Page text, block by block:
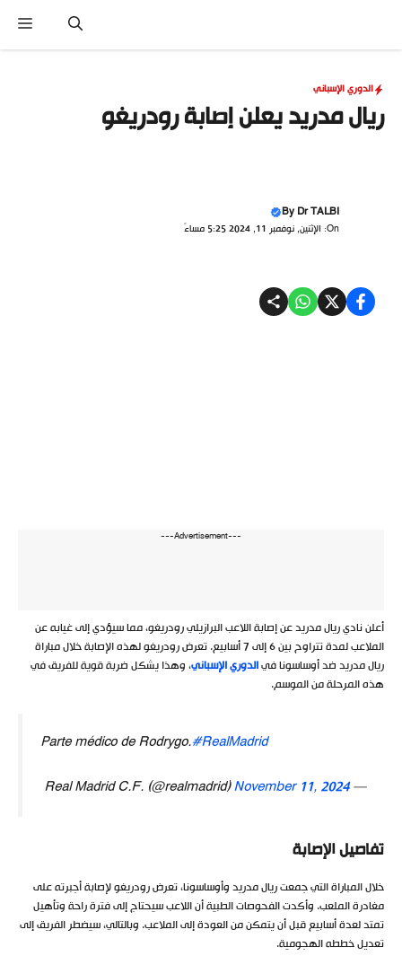
المحتوى
الدوري الإسباني
ريال مدريد يعلن إصابة رودريغو
ByDr TALBI
On: الإثنين, نوفمبر 11, 2024 5:25 مساءً
---Advertisement---
أعلن نادي ريال مدريد عن إصابة اللاعب البرازيلي رودريغو، مما سيؤدي إلى غيابه عن
الملاعب لمدة تتراوح بين 6 إلى 7 أسابيع. تعرض رودريغو لهذه الإصابة خلال مباراة
ريال مدريد ضد أوساسونا فيالدوري الإسباني، وهذا يشكل ضربة قوية للفريق في
هذه المرحلة من الموسم.
Parte médico de Rodrygo.#RealMadrid
— Real Madrid C.F. (@realmadrid)
November 11, 2024
تفاصيل الإصابة
خلال المباراة التي جمعت ريال مدريد وأوساسونا، تعرض رودريغو لإصابة أجبرته على
مغادرة الملعب. وأكدت الفحوصات الطبية أن اللاعب سيحتاج إلى فترة راحة وتأهيل
تمتد لعدة أسابيع قبل أن يتمكن من العودة إلى الملاعب. وبالتالي، سيضطر الفريق إلى
تعديل خططه الهجومية.